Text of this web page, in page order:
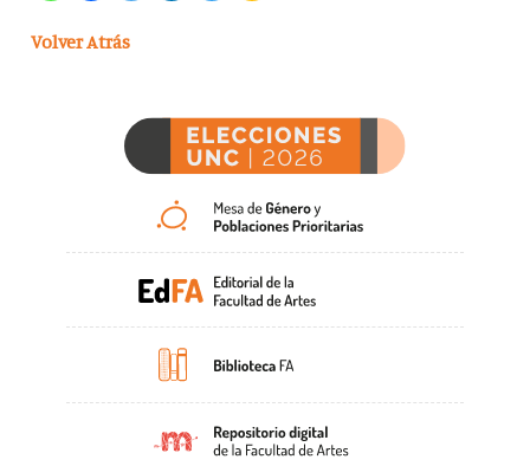
Volver Atrás